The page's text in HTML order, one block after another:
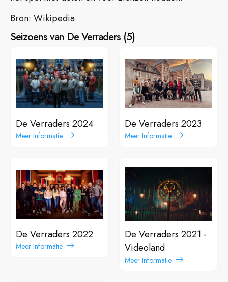
Bron: Wikipedia
Seizoens van De Verraders (5)
De Verraders 2024
Meer Informatie
De Verraders 2023
Meer Informatie
De Verraders 2022
Meer Informatie
De Verraders 2021 -
Videoland
Meer Informatie